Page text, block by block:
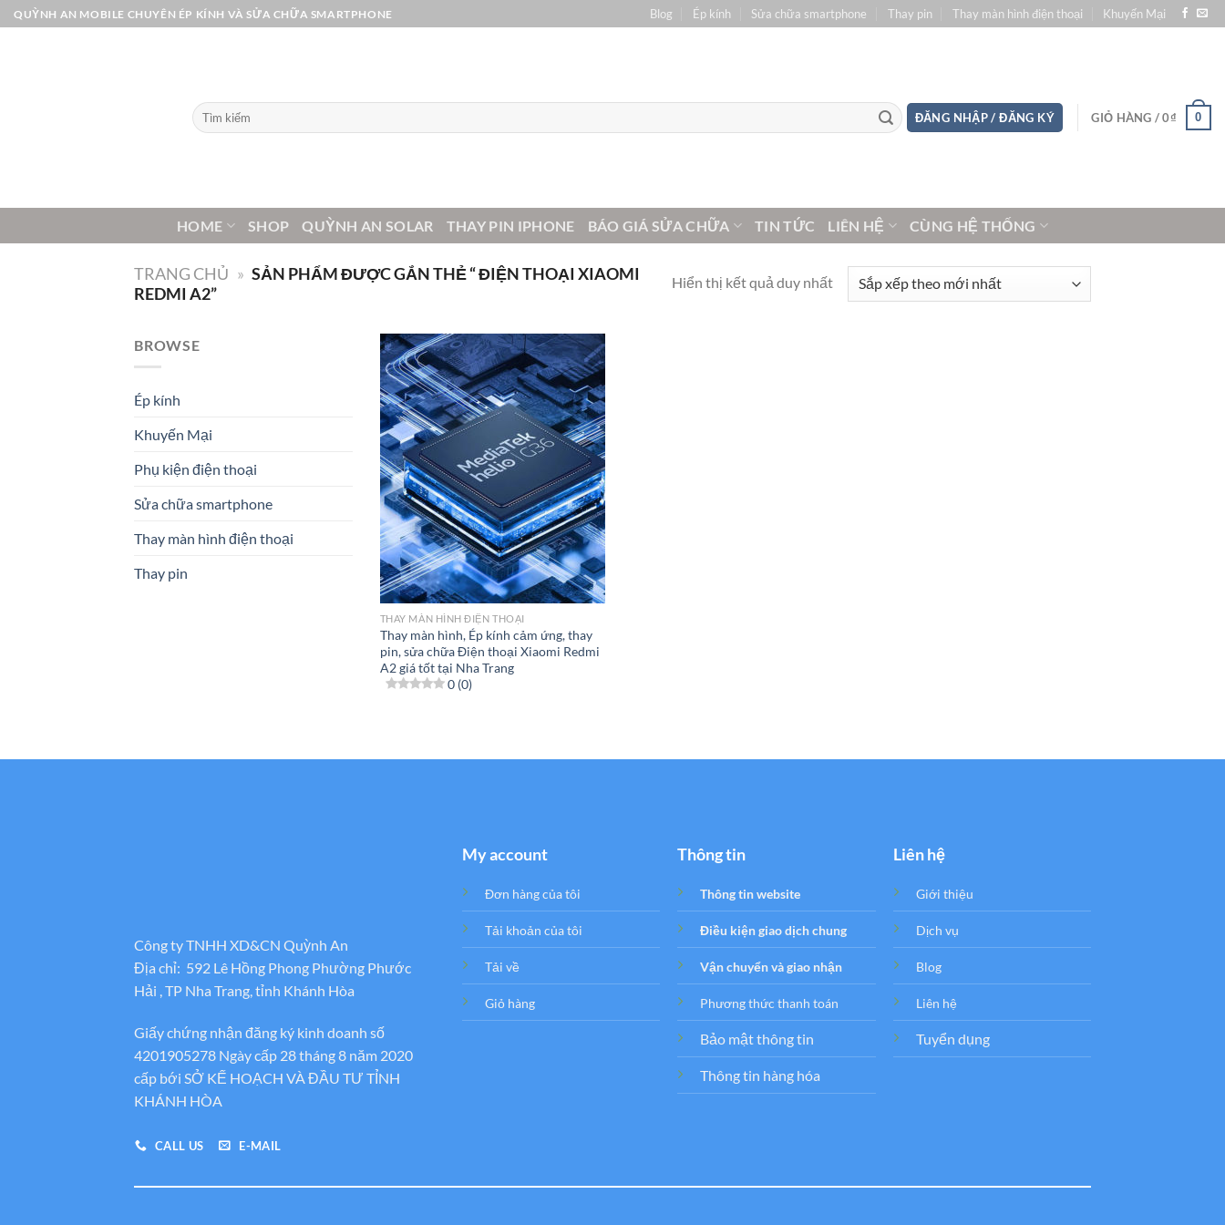
Bỏ
qua
QUỲNH AN MOBILE CHUYÊN ÉP KÍNH VÀ SỬA CHỮA SMARTPHONE Blog Ép kính Sửa chữa smartphone Thay pin Thay màn hình điện thoại Khuyến Mại
Tìm
kiếm:
ĐĂNG NHẬP / ĐĂNG KÝ GIỎ HÀNG /0₫ 0
HOME SHOP QUỲNH AN SOLAR THAY PIN IPHONE BÁO GIÁ SỬA CHỮA TIN TỨC LIÊN HỆ CÙNG HỆ THỐNG
TRANG CHỦ » SẢN PHẨM ĐƯỢC GẮN THẺ “ ĐIỆN THOẠI XIAOMI
REDMI A2”
Hiển thị kết quả duy nhất
BROWSE
Ép kính
Khuyến Mại
Phụ kiện điện thoại
Sửa chữa smartphone
Thay màn hình điện thoại
Thay pin
THAY MÀN HÌNH ĐIỆN THOẠI
Thay màn hình, Ép kính cảm ứng, thay
pin, sửa chữa Điện thoại Xiaomi Redmi
A2 giá tốt tại Nha Trang
0 (0)
Công ty TNHH XD&CN Quỳnh An
Địa chỉ: 592 Lê Hồng Phong Phường Phước
Hải , TP Nha Trang, tỉnh Khánh Hòa
Giấy chứng nhận đăng ký kinh doanh số
4201905278 Ngày cấp 28 tháng 8 năm 2020
cấp bới SỞ KẾ HOẠCH VÀ ĐẦU TƯ TỈNH
KHÁNH HÒA
CALL US E-MAIL
My account
Đơn hàng của tôi
Tải khoản của tôi
Tải về
Giỏ hàng
Thông tin
Thông tin website
Điều kiện giao dịch chung
Vận chuyển và giao nhận
Phương thức thanh toán
Bảo mật thông tin
Thông tin hàng hóa
Liên hệ
Giới thiệu
Dịch vụ
Blog
Liên hệ
Tuyển dụng